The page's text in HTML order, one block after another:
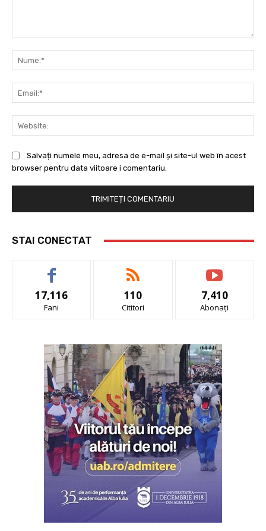
Salvați numele meu, adresa de e-mail și site-ul web în acest
browser pentru data viitoare i comentariu.
STAI CONECTAT
17,116
Fani
110
Cititori
7,410
Abonați